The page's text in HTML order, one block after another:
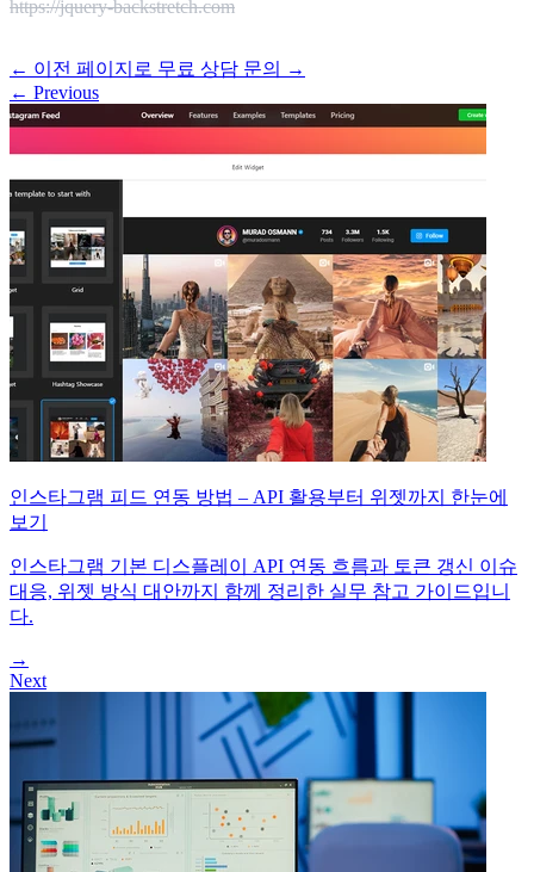
https://jquery-backstretch.com
← 이전 페이지로 무료 상담 문의
→
← Previous
인스타그램 피드 연동 방법 – API 활용부터 위젯까지 한눈에
보기
인스타그램 기본 디스플레이 API 연동 흐름과 토큰 갱신 이슈
대응, 위젯 방식 대안까지 함께 정리한 실무 참고 가이드입니
다.
→
Next